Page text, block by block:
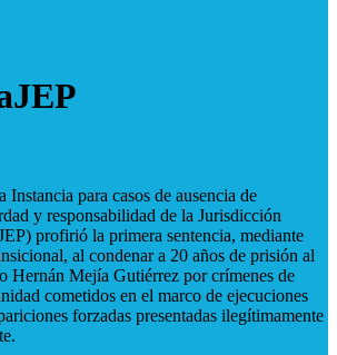
Instancia para casos de ausencia de
y responsabilidad de la Jurisdicción
profirió la primera sentencia, mediante
al condenar a 20 años de prisión al
Hernán Mejía Gutiérrez por crímenes de
cometidos en el marco de ejecuciones
forzadas presentadas ilegítimamente